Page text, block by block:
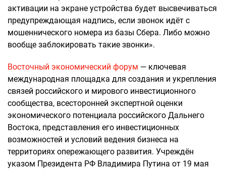
активации на экране устройства будет высвечиваться
предупреждающая надпись, если звонок идёт с
мошеннического номера из базы Сбера. Либо можно
вообще заблокировать такие звонки».
Восточный экономический форум — ключевая
международная площадка для создания и укрепления
связей российского и мирового инвестиционного
сообщества, всесторонней экспертной оценки
экономического потенциала российского Дальнего
Востока, представления его инвестиционных
возможностей и условий ведения бизнеса на
территориях опережающего развития. Учреждён
указом Президента РФ Владимира Путина от 19 мая